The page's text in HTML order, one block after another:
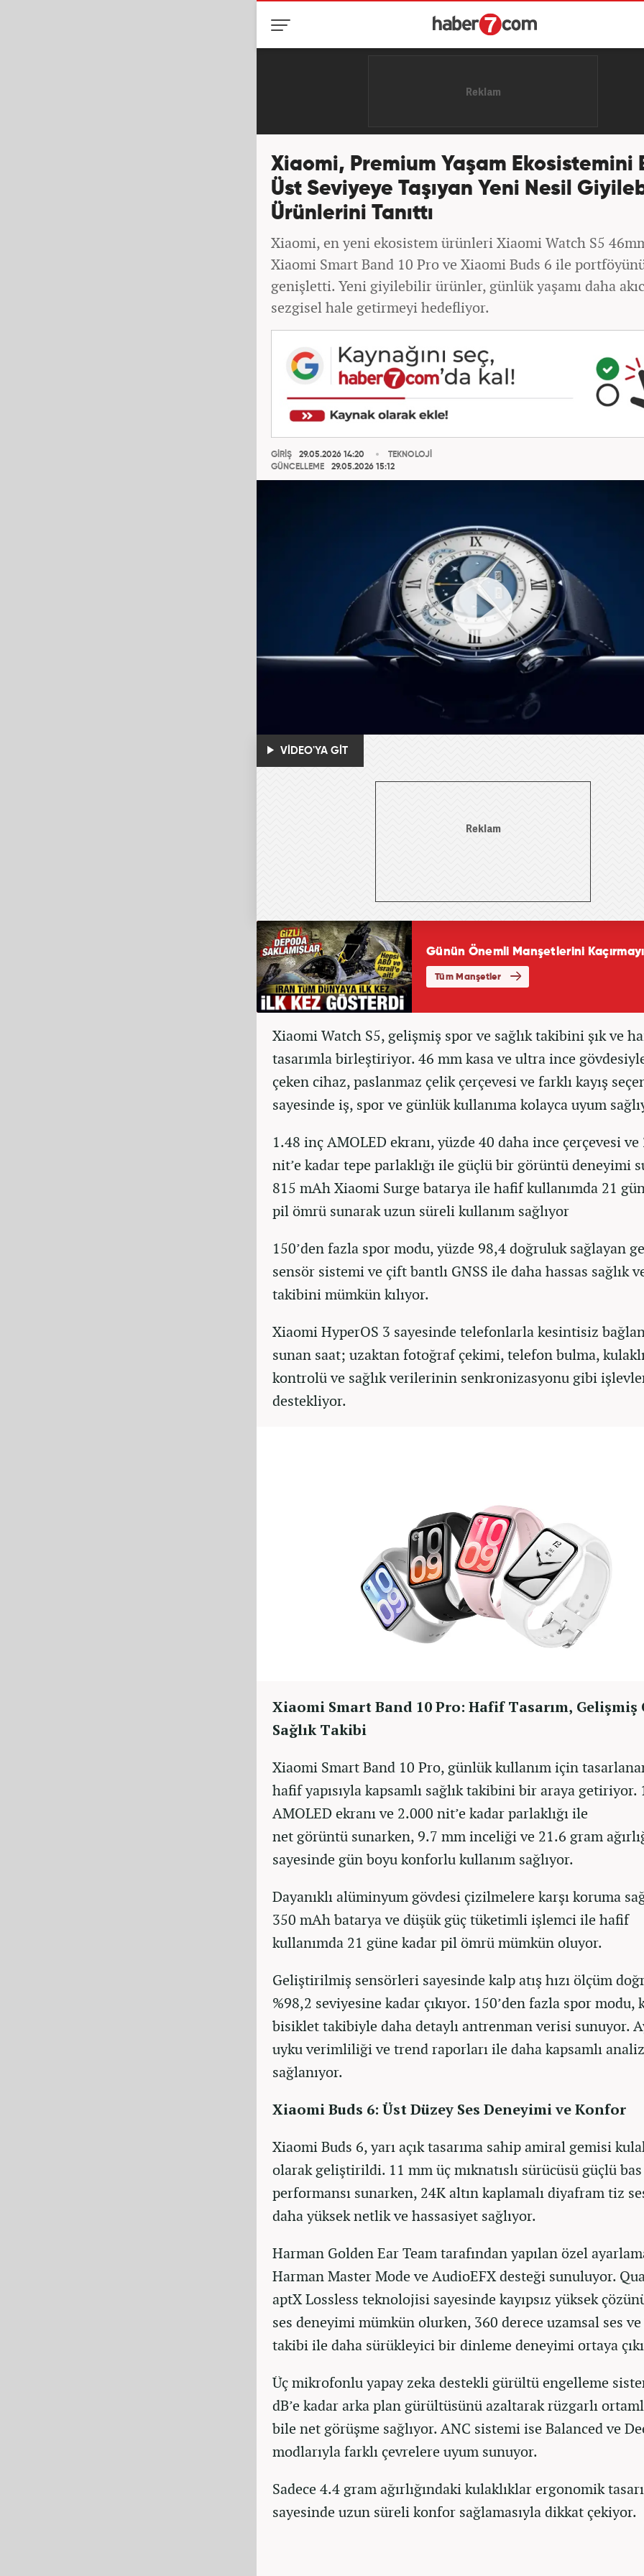
Xiaomi, Premium Yaşam Ekosistemini
Üst Seviyeye Taşıyan Yeni Nesil
Ürünlerini Tanıttı
Xiaomi, en yeni ekosistem ürünleri Xiaomi Watch S5
Xiaomi Smart Band 10 Pro ve Xiaomi Buds 6 ile
genişletti. Yeni giyilebilir ürünler, günlük yaşamı daha
sezgisel hale getirmeyi hedefliyor.
GİRİŞ
29.05.2026 14:20
GÜNCELLEME
29.05.2026 15:12
TEKNOLOJİ
VİDEO'YA GİT
Xiaomi Watch S5, gelişmiş spor ve sağlık takibini şık ve
tasarımla birleştiriyor. 46 mm kasa ve ultra ince
çeken cihaz, paslanmaz çelik çerçevesi ve farklı kayış
sayesinde iş, spor ve günlük kullanıma kolayca uyum
1.48 inç AMOLED ekranı, yüzde 40 daha ince çerçevesi ve
nit’e kadar tepe parlaklığı ile güçlü bir görüntü deneyimi
815 mAh Xiaomi Surge batarya ile hafif kullanımda 21
pil ömrü sunarak uzun süreli kullanım sağlıyor
150’den fazla spor modu, yüzde 98,4 doğruluk sağlayan
sensör sistemi ve çift bantlı GNSS ile daha hassas sağlık
takibini mümkün kılıyor.
Xiaomi HyperOS 3 sayesinde telefonlarla kesintisiz
sunan saat; uzaktan fotoğraf çekimi, telefon bulma,
kontrolü ve sağlık verilerinin senkronizasyonu gibi
destekliyor.
Xiaomi Smart Band 10 Pro: Hafif Tasarım, Gelişmiş
Sağlık Takibi
Xiaomi Smart Band 10 Pro, günlük kullanım için
hafif yapısıyla kapsamlı sağlık takibini bir araya getiriyor.
AMOLED ekranı ve 2.000 nit’e kadar parlaklığı ile
net görüntü sunarken, 9.7 mm inceliği ve 21.6 gram
sayesinde gün boyu konforlu kullanım sağlıyor.
Dayanıklı alüminyum gövdesi çizilmelere karşı koruma
350 mAh batarya ve düşük güç tüketimli işlemci ile hafif
kullanımda 21 güne kadar pil ömrü mümkün oluyor.
Geliştirilmiş sensörleri sayesinde kalp atış hızı ölçüm
%98,2 seviyesine kadar çıkıyor. 150’den fazla spor modu,
bisiklet takibiyle daha detaylı antrenman verisi sunuyor.
uyku verimliliği ve trend raporları ile daha kapsamlı
sağlanıyor.
Xiaomi Buds 6: Üst Düzey Ses Deneyimi ve Konfor
Xiaomi Buds 6, yarı açık tasarıma sahip amiral gemisi
olarak geliştirildi. 11 mm üç mıknatıslı sürücüsü güçlü bas
performansı sunarken, 24K altın kaplamalı diyafram tiz
daha yüksek netlik ve hassasiyet sağlıyor.
Harman Golden Ear Team tarafından yapılan özel
Harman Master Mode ve AudioEFX desteği sunuluyor.
aptX Lossless teknolojisi sayesinde kayıpsız yüksek
ses deneyimi mümkün olurken, 360 derece uzamsal ses
takibi ile daha sürükleyici bir dinleme deneyimi ortaya
Üç mikrofonlu yapay zeka destekli gürültü engelleme
dB’e kadar arka plan gürültüsünü azaltarak rüzgarlı
bile net görüşme sağlıyor. ANC sistemi ise Balanced ve
modlarıyla farklı çevrelere uyum sunuyor.
Sadece 4.4 gram ağırlığındaki kulaklıklar ergonomik
sayesinde uzun süreli konfor sağlamasıyla dikkat çekiyor.